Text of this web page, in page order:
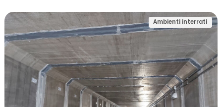
Ambienti interrati